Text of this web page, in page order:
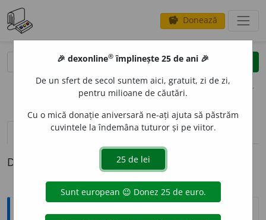
savings Donează
clear
opțiuni
definiții (1) pronunțievolume_up (50)
Definiția cu ID-ul 1022858:
Sinonime
🎉 dexonline® împlinește 25 de ani 🎉
De un sfert de secol suntem aici, gratuit, zi de zi,
pentru milioane de căutări.
Cu o mică donație aniversară ne-ați ajuta să păstrăm
cuvintele la îndemâna tuturor și pe viitor.